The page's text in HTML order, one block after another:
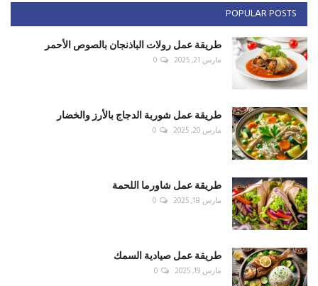
POPULAR POSTS
طريقة عمل رولات الباذنجان بالصوص الأحمر
مارس 21, 2025 0
طريقة عمل شوربة الدجاج بالأرز والخضار
مارس 20, 2025 0
طريقة عمل شاورما اللحمة
مارس 18, 2025 0
طريقة عمل صيادية السمك
مارس 19, 2025 0